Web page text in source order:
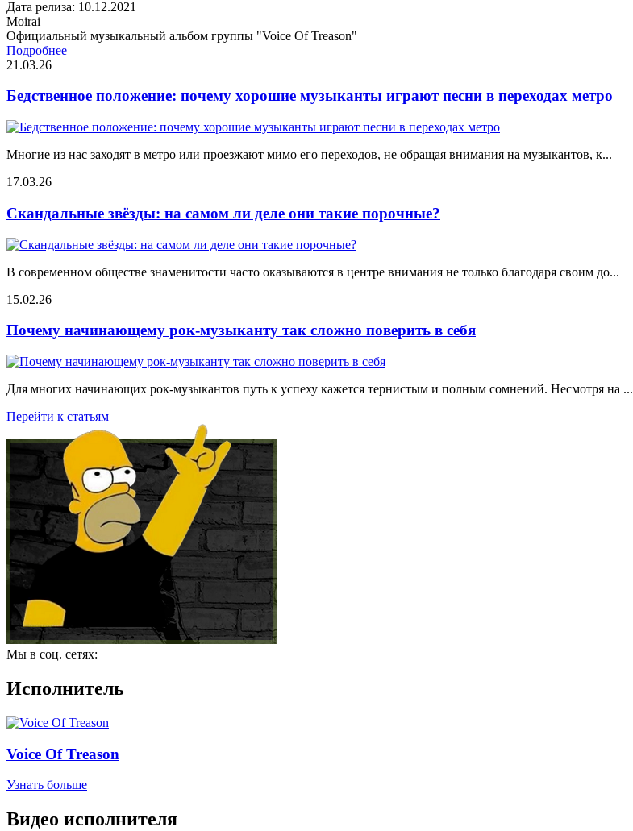
Дата релиза: 10.12.2021
Moirai
Официальный музыкальный альбом группы "Voice Of Treason"
Подробнее
21.03.26
Бедственное положение: почему хорошие музыканты играют песни в переходах метро
Многие из нас заходят в метро или проезжают мимо его переходов, не обращая внимания на музыкантов, к...
17.03.26
Скандальные звёзды: на самом ли деле они такие порочные?
В современном обществе знаменитости часто оказываются в центре внимания не только благодаря своим до...
15.02.26
Почему начинающему рок-музыканту так сложно поверить в себя
Для многих начинающих рок-музыкантов путь к успеху кажется тернистым и полным сомнений. Несмотря на ...
Перейти к статьям
Мы в соц. сетях:
Исполнитель
Voice Of Treason
Узнать больше
Видео исполнителя